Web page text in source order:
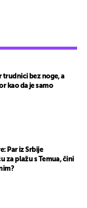
trudnici bez noge, a
kao da je samo
Par iz Srbije
za plažu s Temua, čini